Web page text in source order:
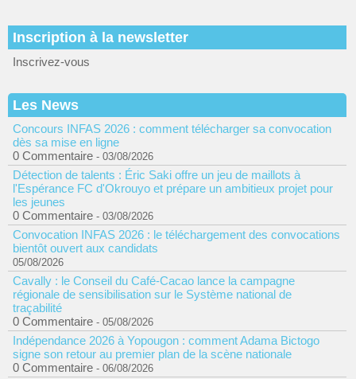
Inscription à la newsletter
Inscrivez-vous
Les News
Concours INFAS 2026 : comment télécharger sa convocation
dès sa mise en ligne
0 Commentaire - 03/08/2026
Détection de talents : Éric Saki offre un jeu de maillots à
l'Espérance FC d'Okrouyo et prépare un ambitieux projet pour
les jeunes
0 Commentaire - 03/08/2026
Convocation INFAS 2026 : le téléchargement des convocations
bientôt ouvert aux candidats
05/08/2026
Cavally : le Conseil du Café-Cacao lance la campagne
régionale de sensibilisation sur le Système national de
traçabilité
0 Commentaire - 05/08/2026
Indépendance 2026 à Yopougon : comment Adama Bictogo
signe son retour au premier plan de la scène nationale
0 Commentaire - 06/08/2026